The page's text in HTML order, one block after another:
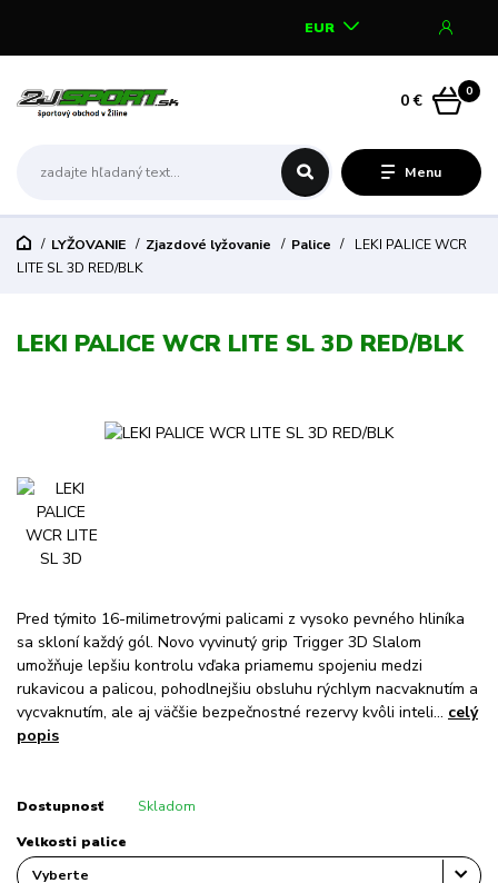
Menu
EUR
0
0 €
LYŽOVANIE Zjazdové lyžovanie Palice
LEKI PALICE WCR
LITE SL 3D RED/BLK
LEKI PALICE WCR LITE SL 3D RED/BLK
Pred týmito 16-milimetrovými palicami z vysoko pevného hliníka
sa skloní každý gól. Novo vyvinutý grip Trigger 3D Slalom
umožňuje lepšiu kontrolu vďaka priamemu spojeniu medzi
rukavicou a palicou, pohodlnejšiu obsluhu rýchlym nacvaknutím a
vycvaknutím, ale aj väčšie bezpečnostné rezervy kvôli inteli... celý
popis
Dostupnosť Skladom
Velkosti palice